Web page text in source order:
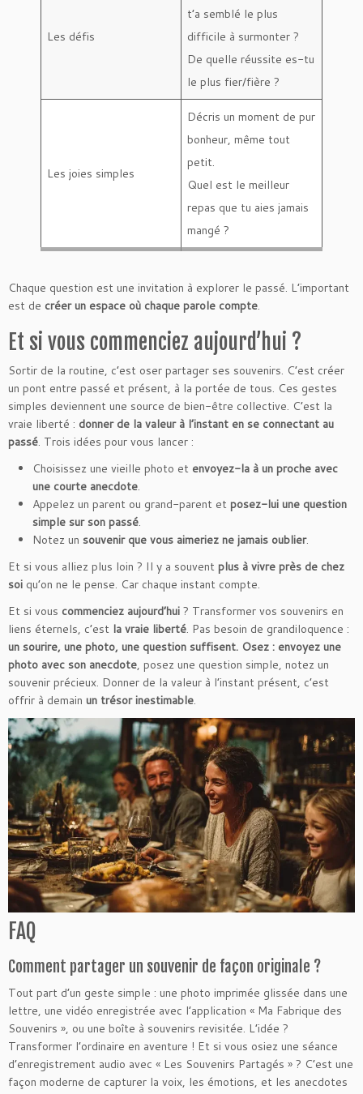
Les défis
t’a semblé le plus
difficile à surmonter ?
De quelle réussite es-tu
le plus fier/fière ?
Les joies simples
Décris un moment de pur
bonheur, même tout
petit.
Quel est le meilleur
repas que tu aies jamais
mangé ?
Chaque question est une invitation à explorer le passé. L’important
est de créer un espace où chaque parole compte.
Et si vous commenciez aujourd’hui ?
Sortir de la routine, c’est oser partager ses souvenirs. C’est créer
un pont entre passé et présent, à la portée de tous. Ces gestes
simples deviennent une source de bien-être collective. C’est la
vraie liberté : donner de la valeur à l’instant en se connectant au
passé. Trois idées pour vous lancer :
Choisissez une vieille photo et envoyez-la à un proche avec
une courte anecdote.
Appelez un parent ou grand-parent et posez-lui une question
simple sur son passé.
Notez un souvenir que vous aimeriez ne jamais oublier.
Et si vous alliez plus loin ? Il y a souvent plus à vivre près de chez
soi qu’on ne le pense. Car chaque instant compte.
Et si vous commenciez aujourd’hui ? Transformer vos souvenirs en
liens éternels, c’est la vraie liberté. Pas besoin de grandiloquence :
un sourire, une photo, une question suffisent. Osez : envoyez une
photo avec son anecdote, posez une question simple, notez un
souvenir précieux. Donner de la valeur à l’instant présent, c’est
offrir à demain un trésor inestimable.
FAQ
Comment partager un souvenir de façon originale ?
Tout part d’un geste simple : une photo imprimée glissée dans une
lettre, une vidéo enregistrée avec l’application « Ma Fabrique des
Souvenirs », ou une boîte à souvenirs revisitée. L’idée ?
Transformer l’ordinaire en aventure ! Et si vous osiez une séance
d’enregistrement audio avec « Les Souvenirs Partagés » ? C’est une
façon moderne de capturer la voix, les émotions, et les anecdotes